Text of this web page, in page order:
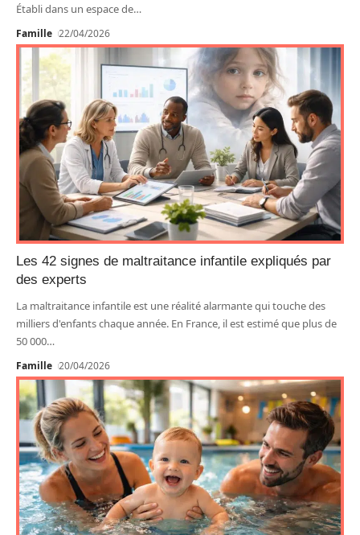
Établi dans un espace de…
Famille 22/04/2026
Les 42 signes de maltraitance infantile expliqués par
des experts
La maltraitance infantile est une réalité alarmante qui touche des
milliers d'enfants chaque année. En France, il est estimé que plus de
50 000…
Famille 20/04/2026